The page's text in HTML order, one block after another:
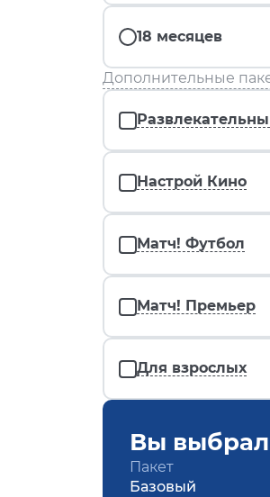
18 месяцев
Дополнительные
Настрой Кино
Матч! Футбол
Матч! Премьер
Для взрослых
Вы
Пакет
Базовый